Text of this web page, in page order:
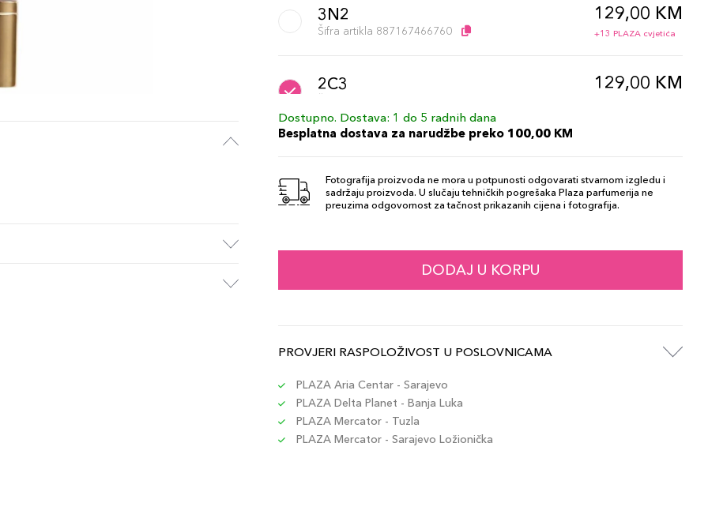
3N2
Šifra artikla 887167466760
129,00 KM
+13 PLAZA cvjetića
2C3 129,00 KM
Dostupno. Dostava: 1 do 5 radnih dana
Besplatna dostava za narudžbe preko 100,00 KM
Fotografija proizvoda ne mora u potpunosti odgovarati stvarnom izgledu i
sadržaju proizvoda. U slučaju tehničkih pogrešaka Plaza parfumerija ne
preuzima odgovornost za tačnost prikazanih cijena i fotografija.
DODAJ U KORPU
PROVJERI RASPOLOŽIVOST U POSLOVNICAMA
PLAZA Aria Centar - Sarajevo
PLAZA Delta Planet - Banja Luka
PLAZA Mercator - Tuzla
PLAZA Mercator - Sarajevo Ložionička